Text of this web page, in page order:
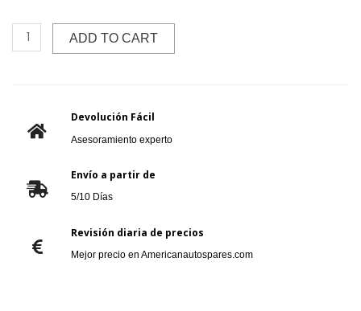
ADD TO CART
Devolución Fácil
Asesoramiento experto
Envío a partir de
5/10 Días
Revisión diaria de precios
Mejor precio en Americanautospares.com